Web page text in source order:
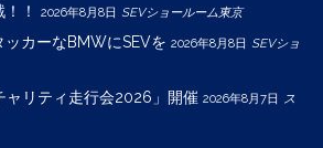
！ 2026年8月8日 SEVショールーム東京
カーなBMWにSEVを 2026年8月8日 SEVショ
ャリティ走行会2026」開催 2026年8月7日
ス